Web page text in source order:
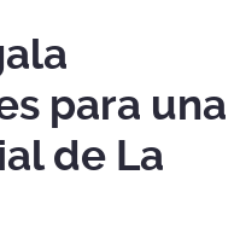
para una
de La